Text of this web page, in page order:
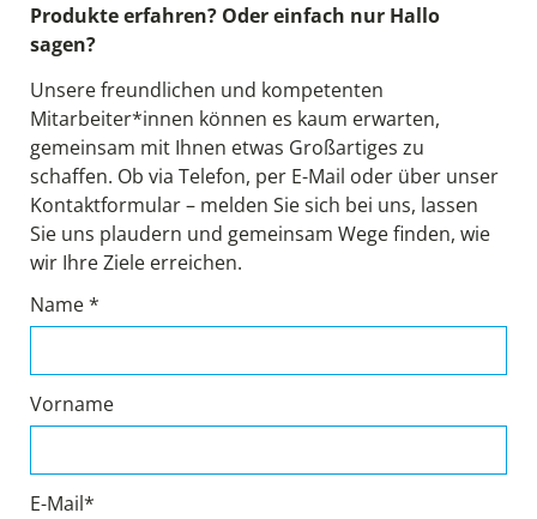
Produkte erfahren? Oder einfach nur Hallo
sagen?
Unsere freundlichen und kompetenten
Mitarbeiter*innen können es kaum erwarten,
gemeinsam mit Ihnen etwas Großartiges zu
schaffen. Ob via Telefon, per E-Mail oder über unser
Kontaktformular – melden Sie sich bei uns, lassen
Sie uns plaudern und gemeinsam Wege finden, wie
wir Ihre Ziele erreichen.
Name *
Vorname
E-Mail*